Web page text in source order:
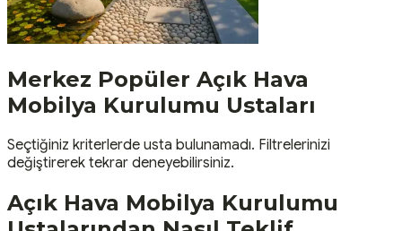
Merkez Popüler Açık Hava
Mobilya Kurulumu Ustaları
Seçtiğiniz kriterlerde usta bulunamadı. Filtrelerinizi
değiştirerek tekrar deneyebilirsiniz.
Açık Hava Mobilya Kurulumu